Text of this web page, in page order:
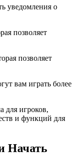
уведомления о
позволяет
позволяет
вам играть более
для игроков,
и функций для
Начать